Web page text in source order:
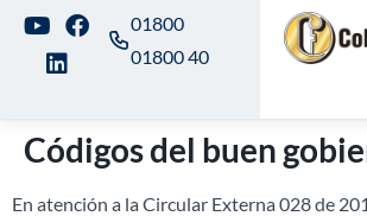
01800
01800 40
Códigos del buen
En atención a la Circular Externa 028 de